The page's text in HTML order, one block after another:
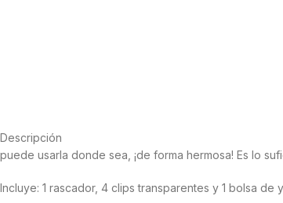
Descripción
puede usarla donde sea, ¡de forma hermosa! Es lo
Incluye: 1 rascador, 4 clips transparentes y 1 bolsa de